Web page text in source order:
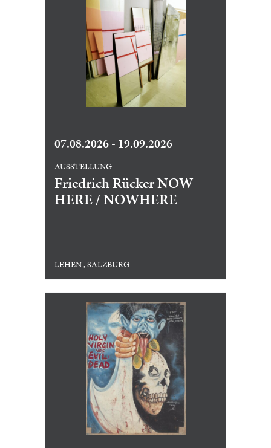
07.08.2026 - 19.09.2026
AUSSTELLUNG
Friedrich Rücker NOW
HERE / NOWHERE
LEHEN , SALZBURG